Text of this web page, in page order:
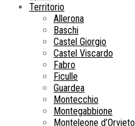
Territorio
Allerona
Baschi
Castel Giorgio
Castel Viscardo
Fabro
Ficulle
Guardea
Montecchio
Montegabbione
Monteleone d’Orvieto